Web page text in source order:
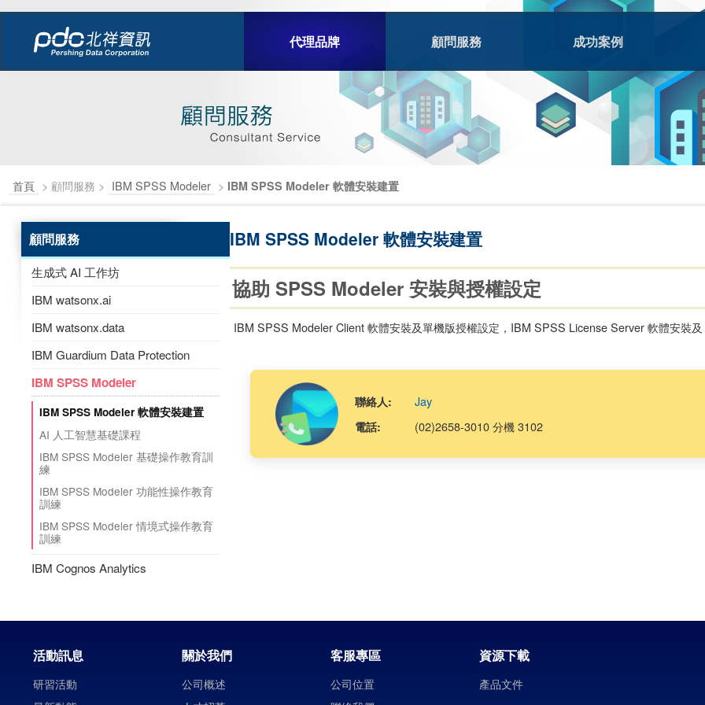
代理品牌 顧問服務 成功案例
首頁 > 顧問服務 > IBM SPSS Modeler > IBM SPSS Modeler 軟體安裝建置
顧問服務
生成式 AI 工作坊
IBM watsonx.ai
IBM watsonx.data
IBM Guardium Data Protection
IBM SPSS Modeler
IBM SPSS Modeler 軟體安裝建置
AI 人工智慧基礎課程
IBM SPSS Modeler 基礎操作教育訓
練
IBM SPSS Modeler 功能性操作教育
訓練
IBM SPSS Modeler 情境式操作教育
訓練
IBM Cognos Analytics
IBM SPSS Modeler 軟體安裝建置
協助 SPSS Modeler 安裝與授權設定
IBM SPSS Modeler Client 軟體安裝及單機版授權設定，IBM SPSS License Server 軟體安裝
聯絡人: Jay
電話: (02)2658-3010 分機 3102
活動訊息
研習活動
關於我們
公司概述
客服專區
公司位置
資源下載
產品文件